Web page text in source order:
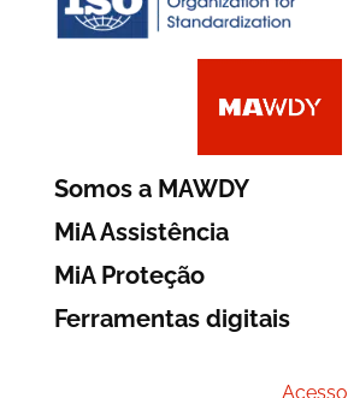
Somos a MAWDY
MiA Assistência
MiA Proteção
Ferramentas digitais
Acesso